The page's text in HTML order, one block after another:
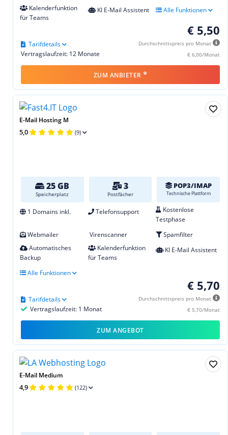
Kalenderfunktion
für Teams
KI E-Mail Assistent Alle Funktionen
€ 5,50
Durchschnittspreis pro Monat
€ 6,00/Monat
Vertragslaufzeit: 12 Monate
Tarifdetails
ZUM ANBIETER *
E-Mail Hosting M
5,0 (9)
25 GB
Speicherplatz
3
Postfächer
POP3/IMAP
Technische Plattform
1 Domains inkl. Telefonsupport
Kostenlose
Testphase
Webmailer
Virenscanner
Spamfilter
Automatisches
Backup
Kalenderfunktion
für Teams
KI E-Mail Assistent
Alle Funktionen
€ 5,70
Durchschnittspreis pro Monat
€ 5,70/Monat
Vertragslaufzeit: 1 Monat
Tarifdetails
ZUM ANGEBOT
E-Mail Medium
4,9 (122)